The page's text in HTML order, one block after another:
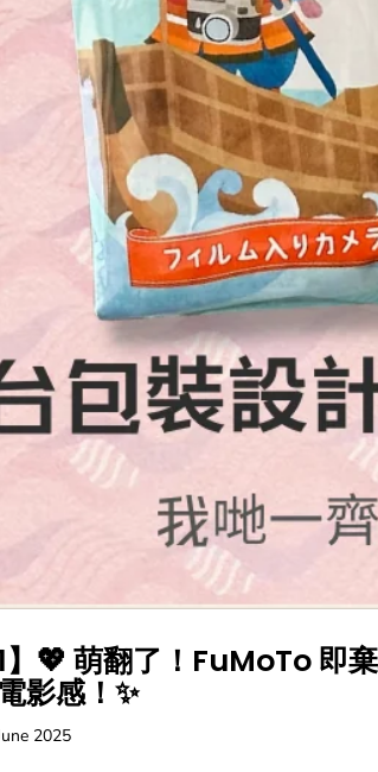
】💖 萌翻了！FuMoTo 即
影感！✨
2025